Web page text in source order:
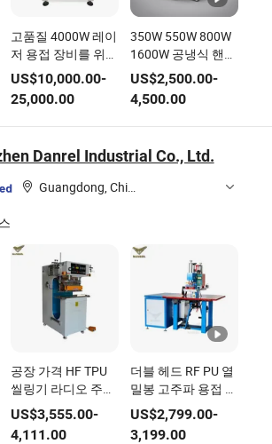
고품질 4000W 레이
저 용접 장비를 위한
친환경 솔루션
US$10,000.00-
25,000.00
350W 550W 800W
1600W 공냉식 핸드
헬드 레이저 용접기
US$2,500.00-
4,500.00
Danrel Industrial Co., Ltd.
Guangdong, China
공장 가격 HF TPU
씰링기 라디오 주파
수 용접 장비 텐트를
위한
US$3,555.00-
4,111.00
더블 헤드 RF PU 열
밀봉 고주파 용접 장
비 신발 로고용
US$2,799.00-
3,199.00